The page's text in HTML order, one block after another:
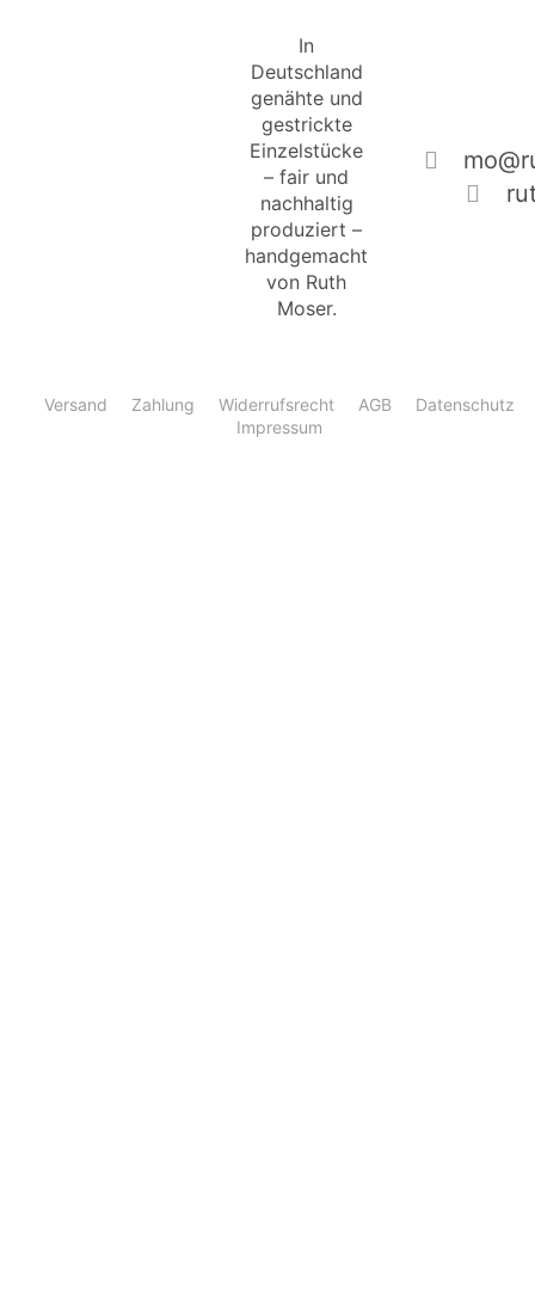
In
Deutschland
genähte und
gestrickte
Einzelstücke
– fair und
nachhaltig
produziert –
handgemacht
von Ruth
Moser.
Versand Zahlung Widerrufsrecht AGB
Datenschutz
Impressum